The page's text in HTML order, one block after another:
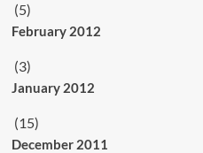
(5)
February 2012
(3)
January 2012
(15)
December 2011